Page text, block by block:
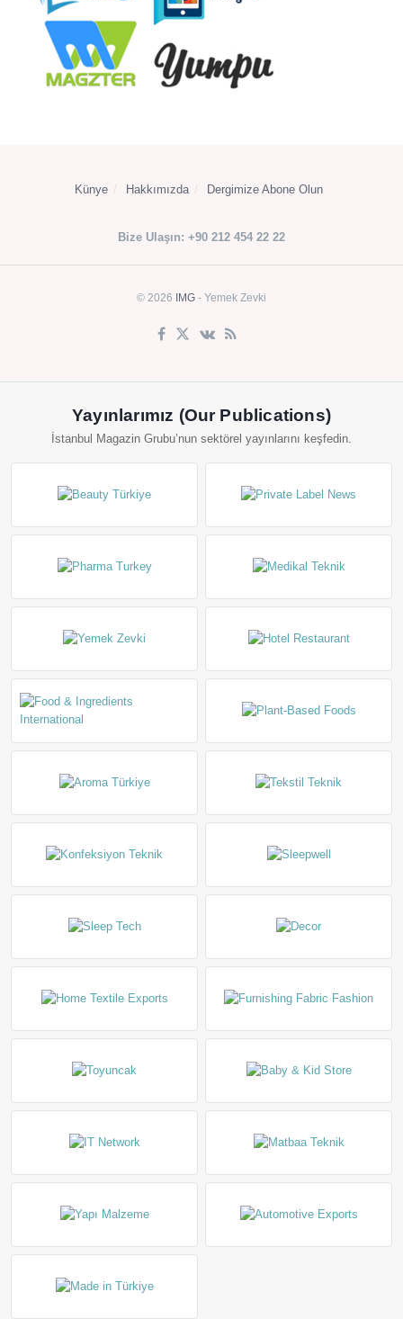
Künye Hakkımızda Dergimize Abone Olun
Bize Ulaşın: +90 212 454 22 22
© 2026 IMG - Yemek Zevki
Yayınlarımız (Our Publications)
İstanbul Magazin Grubu’nun sektörel yayınlarını keşfedin.